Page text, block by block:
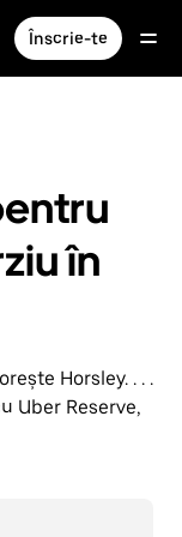
Înscrie-te
în
Horsley. . . .
Uber Reserve,